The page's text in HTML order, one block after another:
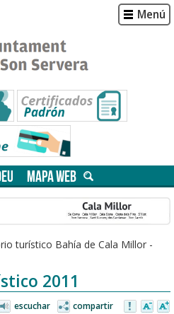
Menú
MAPA WEB
turístico Bahía de Cala Millor -
2011
escuchar compartir